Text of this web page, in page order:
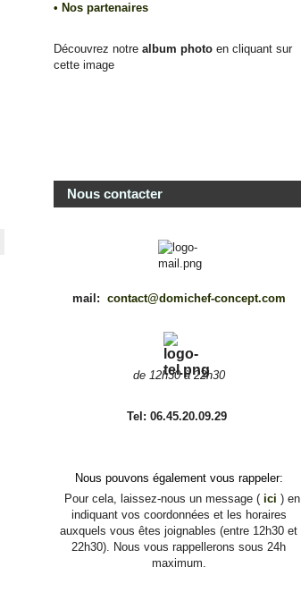
• Nos partenaires
Découvrez notre album photo en cliquant sur
cette image
Nous contacter
mail: contact@domichef-concept.com
de 12h30 à 22h30
Tel: 06.45.20.09.29
Nous pouvons également vous rappeler:
Pour cela, laissez-nous un message ( ici ) en
indiquant vos coordonnées et les horaires
auxquels vous êtes joignables (entre 12h30 et
22h30). Nous vous rappellerons sous 24h
maximum.